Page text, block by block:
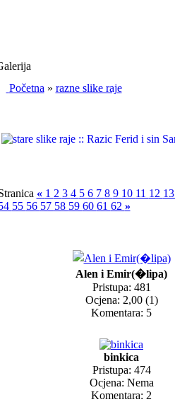
Početna » razne slike raje
« 1 2 3 4 5 6 7 8 9 10 11 12 13
55 56 57 58 59 60 61 62 »
Alen i Emir(�lipa)
Pristupa: 481
Ocjena: 2,00 (1)
Komentara: 5
binkica
Pristupa: 474
Ocjena: Nema
Komentara: 2